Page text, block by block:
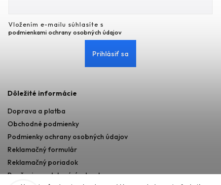
Vložením e-mailu súhlasíte s
podmienkami ochrany osobných údajov
Prihlásiť sa
Dôležité informácie
Doprava a platba
Obchodné podmienky
Podmienky ochrany osobných údajov
Reklamačný formulár
Reklamačný poriadok
Poučenie o odstupéní od zmluvy